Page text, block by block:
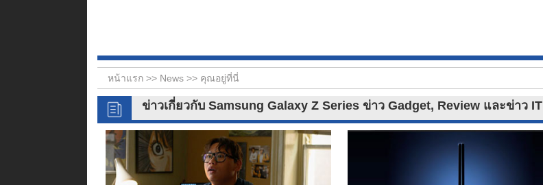
หน้าแรก >> News >> คุณอยู่ที่นี่
ข่าวเกี่ยวกับ Samsung Galaxy Z Series ข่าว Gadget, Review และข่าว IT